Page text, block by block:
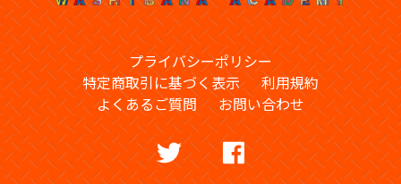
プライバシーポリシー
特定商取引に基づく表示
利用規約
よくあるご質問
お問い合わせ